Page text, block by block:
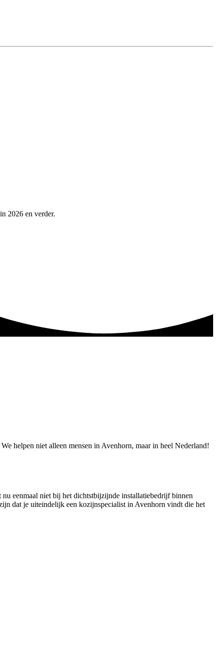
2026 en verder.
helpen niet alleen mensen in Avenhorn, maar in heel Nederland!
eenmaal niet bij het dichtstbijzijnde installatiebedrijf binnen
dat je uiteindelijk een kozijnspecialist in Avenhorn vindt die het